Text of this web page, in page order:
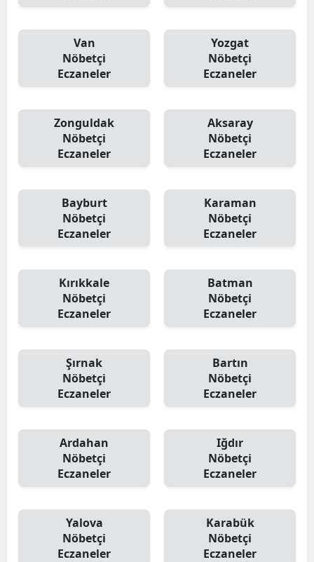
Van
Nöbetçi
Eczaneler
Yozgat
Nöbetçi
Eczaneler
Zonguldak
Nöbetçi
Eczaneler
Aksaray
Nöbetçi
Eczaneler
Bayburt
Nöbetçi
Eczaneler
Karaman
Nöbetçi
Eczaneler
Kırıkkale
Nöbetçi
Eczaneler
Batman
Nöbetçi
Eczaneler
Şırnak
Nöbetçi
Eczaneler
Bartın
Nöbetçi
Eczaneler
Ardahan
Nöbetçi
Eczaneler
Iğdır
Nöbetçi
Eczaneler
Yalova
Nöbetçi
Eczaneler
Karabük
Nöbetçi
Eczaneler